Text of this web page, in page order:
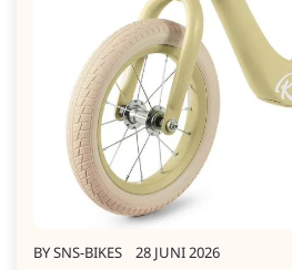
BYSNS-BIKES 28 JUNI 2026